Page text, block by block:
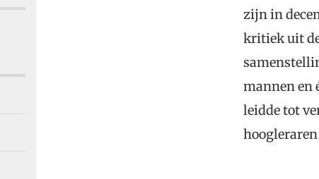
zijn in
kritiek uit
mannen en
leidde tot